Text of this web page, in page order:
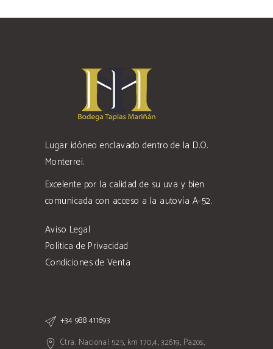
Lugar idóneo enclavado dentro de la D.O.
Monterrei.
Excelente por la calidad de su uva y bien
comunicada con acceso a la autovía A-52.
Aviso Legal
Política de Privacidad
Condiciones de Venta
+34 988 411693
Ctra. Nacional 525, km 170,4, 32619, Pazos,